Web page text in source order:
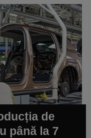
de
până la 7